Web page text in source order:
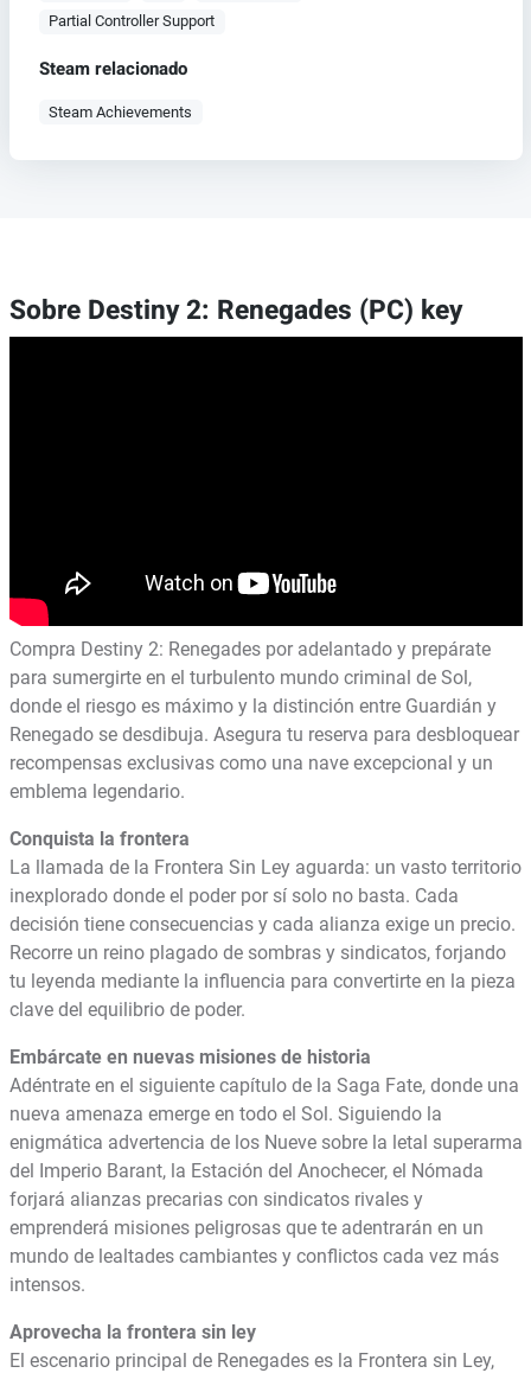
Partial Controller Support
Steam relacionado
Steam Achievements
Sobre Destiny 2: Renegades (PC) key
Compra Destiny 2: Renegades por adelantado y prepárate
para sumergirte en el turbulento mundo criminal de Sol,
donde el riesgo es máximo y la distinción entre Guardián y
Renegado se desdibuja. Asegura tu reserva para desbloquear
recompensas exclusivas como una nave excepcional y un
emblema legendario.
Conquista la frontera
La llamada de la Frontera Sin Ley aguarda: un vasto territorio
inexplorado donde el poder por sí solo no basta. Cada
decisión tiene consecuencias y cada alianza exige un precio.
Recorre un reino plagado de sombras y sindicatos, forjando
tu leyenda mediante la influencia para convertirte en la pieza
clave del equilibrio de poder.
Embárcate en nuevas misiones de historia
Adéntrate en el siguiente capítulo de la Saga Fate, donde una
nueva amenaza emerge en todo el Sol. Siguiendo la
enigmática advertencia de los Nueve sobre la letal superarma
del Imperio Barant, la Estación del Anochecer, el Nómada
forjará alianzas precarias con sindicatos rivales y
emprenderá misiones peligrosas que te adentrarán en un
mundo de lealtades cambiantes y conflictos cada vez más
intensos.
Aprovecha la frontera sin ley
El escenario principal de Renegades es la Frontera sin Ley,